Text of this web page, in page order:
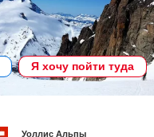
Я хочу пойти туда
Уоллис Альпы